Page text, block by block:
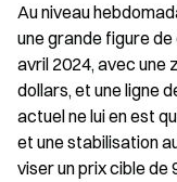
Au niveau
une grande figure
avril 2024, avec une
dollars, et une ligne
actuel ne lui en est
et une stabilisation
viser un prix cible